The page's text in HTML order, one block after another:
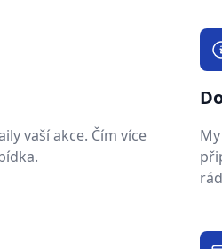
vaší akce. Čím více